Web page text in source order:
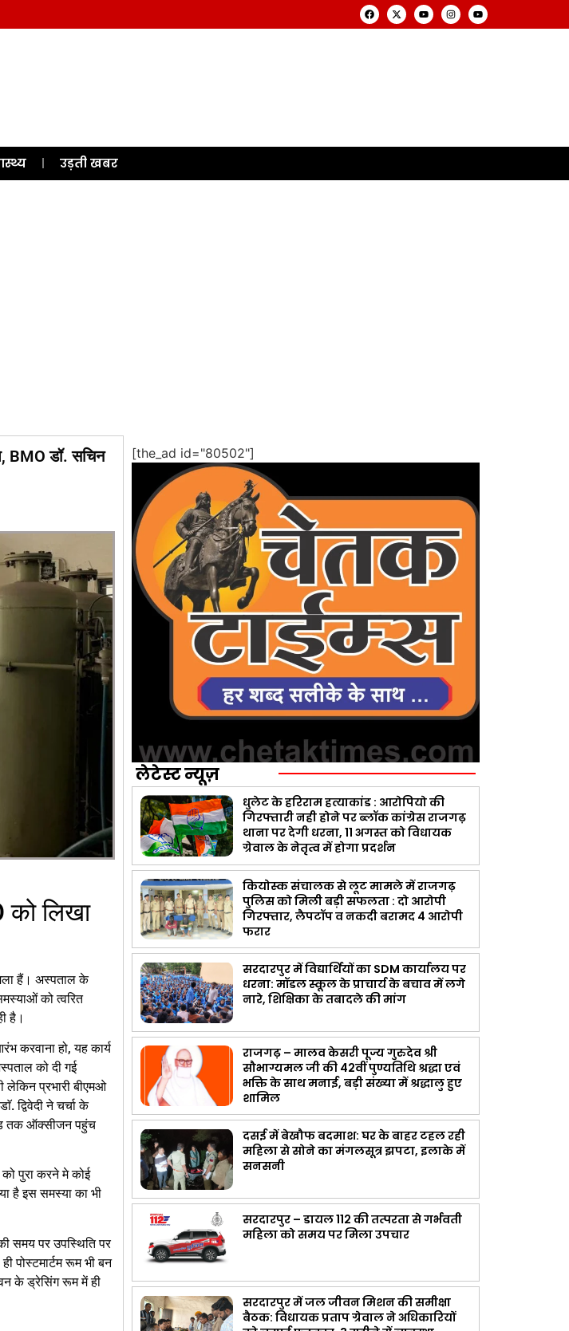
उड़ती खबर
BMO डॉ. सचिन
को लिखा
हैं। अस्पताल के
को त्वरित
है।
करवाना हो, यह कार्य
को दी गई
लेकिन प्रभारी बीएमओ
द्विवेदी ने चर्चा के
तक ऑक्सीजन पहुंच
को पुरा करने मे कोई
है इस समस्या का भी
समय पर उपस्थिति पर
पोस्टमार्टम रूम भी बन
के ड्रेसिंग रूम में ही
[the_ad id="80502"]
लेटेस्ट न्यूज़
धुलेट के हरिराम हत्याकांड : आरोपियो की
गिरफ्तारी नही होने पर ब्लॉक कांग्रेस राजगढ़
थाना पर देगी धरना, 11 अगस्त को विधायक
ग्रेवाल के नेतृत्व में होगा प्रदर्शन
कियोस्क संचालक से लूट मामले में राजगढ़
पुलिस को मिली बड़ी सफलता : दो आरोपी
गिरफ्तार, लैपटॉप व नकदी बरामद 4 आरोपी
फरार
सरदारपुर में विद्यार्थियों का SDM कार्यालय पर
धरना: मॉडल स्कूल के प्राचार्य के बचाव में लगे
नारे, शिक्षिका के तबादले की मांग
राजगढ़ – मालव केसरी पूज्य गुरुदेव श्री
सौभाग्यमल जी की 42वीं पुण्यतिथि श्रद्धा एवं
भक्ति के साथ मनाई, बड़ी संख्या में श्रद्धालु हुए
शामिल
दसई में बेखौफ बदमाश: घर के बाहर टहल रही
महिला से सोने का मंगलसूत्र झपटा, इलाके में
सनसनी
सरदारपुर – डायल 112 की तत्परता से गर्भवती
महिला को समय पर मिला उपचार
सरदारपुर में जल जीवन मिशन की समीक्षा
बैठक: विधायक प्रताप ग्रेवाल ने अधिकारियों